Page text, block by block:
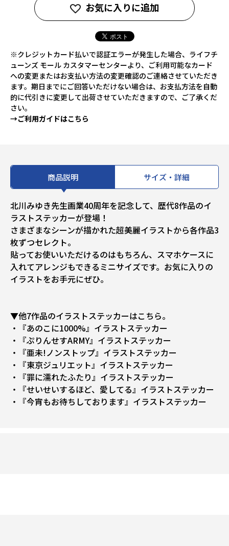
お気に入りに追加
※クレジットカード払いで認証エラーが発生した場合、ライフチ
ューンズ モール カスタマーセンターより、ご利用可能なカード
への変更またはお支払い方法の変更確認のご連絡させていただき
ます。期日までにご回答いただけない場合は、お支払方法を自動
的に代引きに変更して出荷させていただきますので、ご了承くだ
さい。
→ご利用ガイドはこちら
商品説明 サイズ・詳細
北川みゆき先生画業40周年を記念して、歴代8作品のイ
ラストステッカーが登場！
さまざまなシーンが描かれた超美麗イラストから各作品3
枚ずつセレクト。
貼ってお使いいただけるのはもちろん、スマホケースに
入れてアレンジもできるミニサイズです。お気に入りの
イラストをお手元にぜひ。
▼他7作品のイラストステッカーはこちら。
・『あのこに1000%』イラストステッカー
・『ぷりんせすARMY』イラストステッカー
・『亜未!ノンストップ』イラストステッカー
・『東京ジュリエット』イラストステッカー
・『罪に濡れたふたり』イラストステッカー
・『せいせいするほど、愛してる』イラストステッカー
・『今宵もお待ちしております』イラストステッカー